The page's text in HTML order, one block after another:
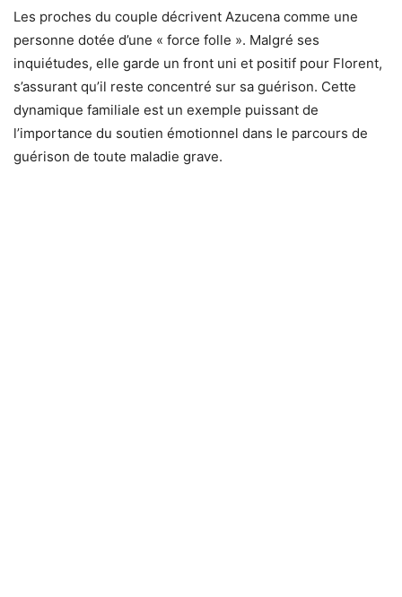
Les proches du couple décrivent Azucena comme une
personne dotée d’une « force folle ». Malgré ses
inquiétudes, elle garde un front uni et positif pour Florent,
s’assurant qu’il reste concentré sur sa guérison. Cette
dynamique familiale est un exemple puissant de
l’importance du soutien émotionnel dans le parcours de
guérison de toute maladie grave.